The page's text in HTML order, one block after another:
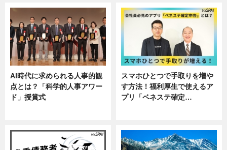
AI時代に求められる人事的観
点とは？「科学的人事アワー
ド」授賞式
スマホひとつで手取りを増や
す方法！福利厚生で使えるア
プリ「ベネステ確定…